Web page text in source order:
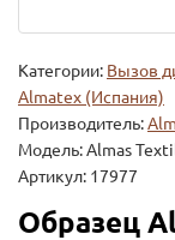
Категории: Вызов
Almatex (Испания)
Производитель:
Модель:Almas
Артикул: 17977
Образец